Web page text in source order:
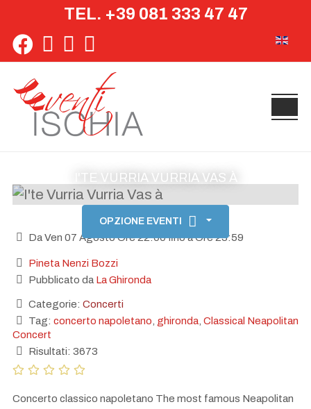
TEL. +39 081 333 47 47
I'TE VURRIA VURRIA VAS À
OPZIONE EVENTI
Da Ven 07 Agosto Ore 22:00 fino a Ore 23:59
Pineta Nenzi Bozzi
Pubblicato da La Ghironda
Categorie: Concerti
Tag: concerto napoletano ghironda Classical Neapolitan
Concert
Risultati: 3673
Concerto classico napoletano The most famous Neapolitan